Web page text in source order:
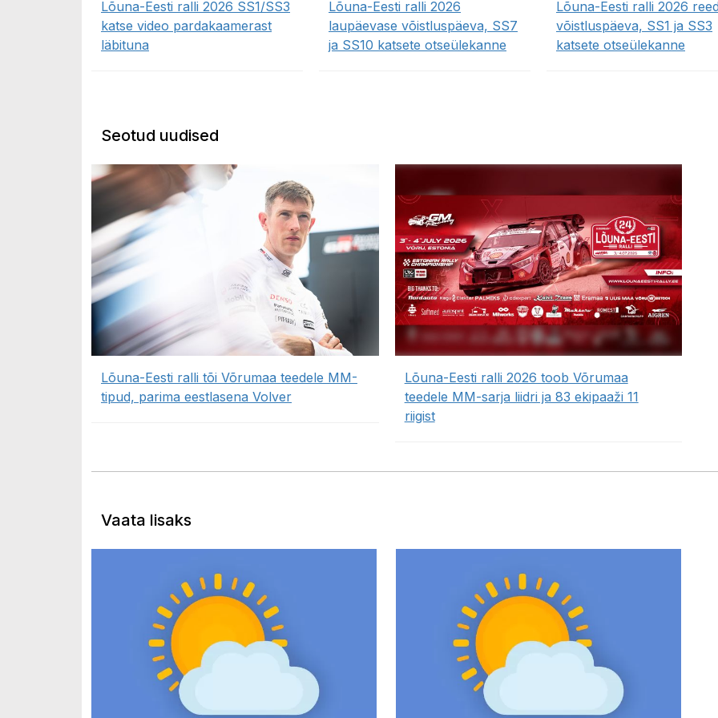
Lõuna-Eesti ralli 2026 SS1/SS3
katse video pardakaamerast
läbituna
Lõuna-Eesti ralli 2026
laupäevase võistluspäeva, SS7
ja SS10 katsete otseülekanne
Lõuna-Eesti ralli 2026
võistluspäeva, SS1 ja SS3
katsete otseülekanne
Seotud uudised
Lõuna-Eesti ralli tõi Võrumaa teedele MM-
tipud, parima eestlasena Volver
Lõuna-Eesti ralli 2026 toob Võrumaa
teedele MM-sarja liidri ja 83 ekipaaži 11
riigist
Vaata lisaks